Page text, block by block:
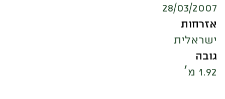
28/03/2007
אזרחות
ישראלית
גובה
1.92 מ׳